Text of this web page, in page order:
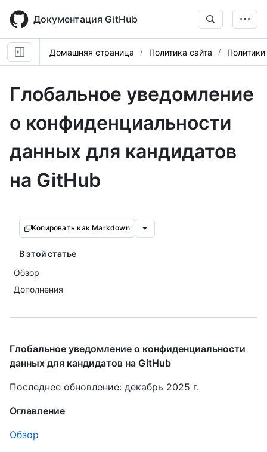
main
content
Документация GitHub
Домашняя страница Политика сайта
Глобальное уведомление
о конфиденциальности
данных для кандидатов
на GitHub
Копировать как Markdown
В этой статье
Обзор
Дополнения
Глобальное уведомление о конфиденциальности
данных для кандидатов на GitHub
Последнее обновление: декабрь 2025 г.
Оглавление
Обзор